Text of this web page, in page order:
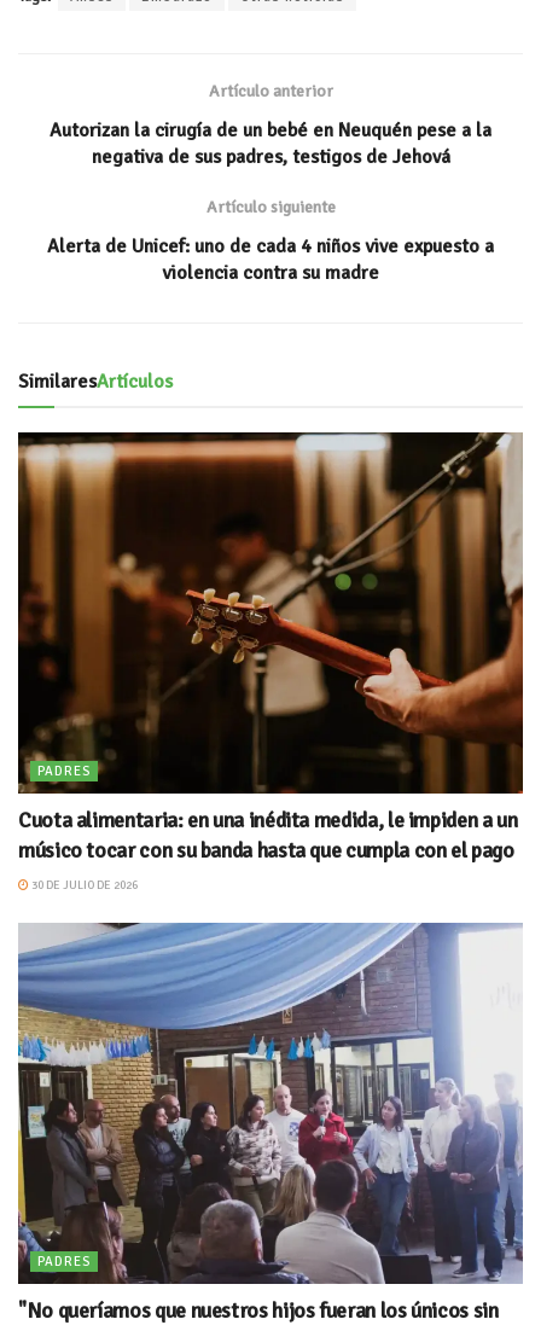
at
p
b
tt ai
m
ar
ti
r
Artículo anterior
Autorizan la cirugía de un bebé en Neuquén pese a la
negativa de sus padres, testigos de Jehová
Artículo siguiente
Alerta de Unicef: uno de cada 4 niños vive expuesto a
violencia contra su madre
SimilaresArtículos
PADRES
Cuota alimentaria: en una inédita medida, le impiden a un
músico tocar con su banda hasta que cumpla con el pago
30 DE JULIO DE 2026
PADRES
"No queríamos que nuestros hijos fueran los únicos sin